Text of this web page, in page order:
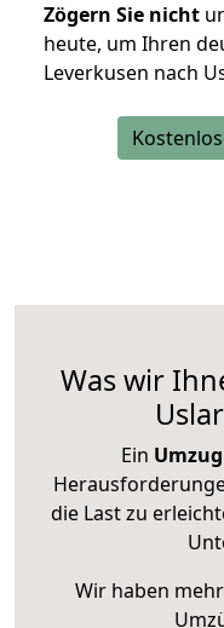
Zögern Sie nicht
heute, um Ihren
Leverkusen nach
Was wir
Ein Umzug
die Last zu
Wir haben